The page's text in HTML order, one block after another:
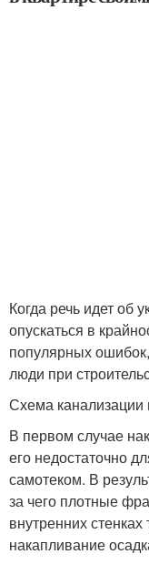
Когда речь идет об
опускаться в
популярных
люди при
Схема канализации
В первом случае
его недостаточно
самотеком. В
за чего плотные
внутренних
накапливание